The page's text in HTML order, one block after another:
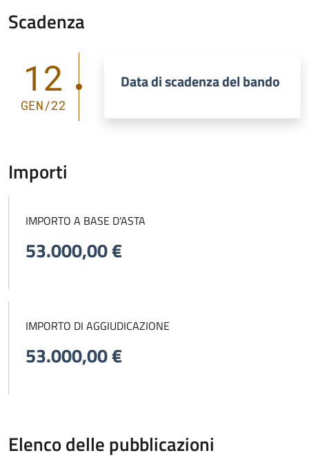
Scadenza
12
GEN/22
Data di scadenza del bando
Importi
IMPORTO A BASE D'ASTA
53.000,00 €
IMPORTO DI AGGIUDICAZIONE
53.000,00 €
Elenco delle pubblicazioni